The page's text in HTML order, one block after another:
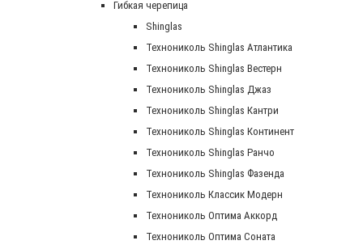
Гибкая черепица
Shinglas
Технониколь Shinglas Атлантика
Технониколь Shinglas Вестерн
Технониколь Shinglas Джаз
Технониколь Shinglas Кантри
Технониколь Shinglas Континент
Технониколь Shinglas Ранчо
Технониколь Shinglas Фазенда
Технониколь Классик Модерн
Технониколь Оптима Аккорд
Технониколь Оптима Соната